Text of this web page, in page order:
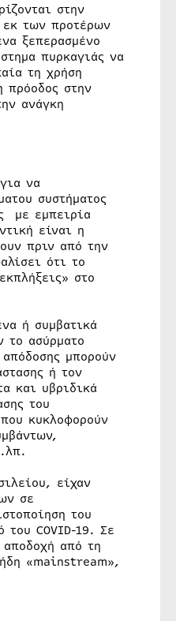
στην
εκ των προτέρων
ξεπερασμένο
πυρκαγιάς να
τη χρήση
πρόοδος στην
ανάγκη
να
συστήματος
με εμπειρία
είναι η
πριν από την
ότι το
στο
ή συμβατικά
το ασύρματο
μπορούν
ή τον
και υβριδικά
του
κυκλοφορούν
είχαν
σε
του
COVID-19. Σε
αποδοχή από τη
ήδη «mainstream»,